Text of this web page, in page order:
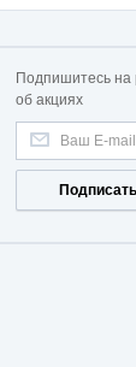
Подпишитесь на
об акциях